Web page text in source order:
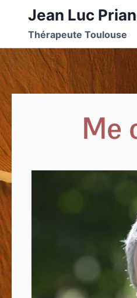
Jean Luc
Thérapeute Toulouse
Me